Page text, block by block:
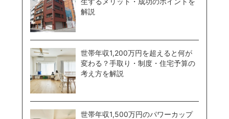
解説
世帯年収1,200万円を超えると何が
変わる？手取り・制度・住宅予算の
考え方を解説
世帯年収1,500万円のパワーカップ